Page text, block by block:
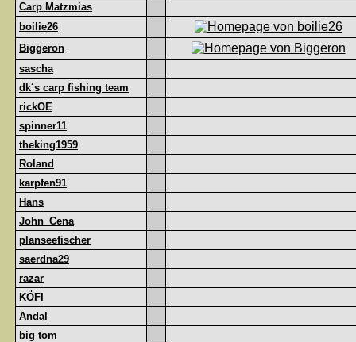
Carp Matzmias
boilie26
Biggeron
sascha
dk´s carp fishing team
rickOE
spinner11
theking1959
Roland
karpfen91
Hans
John_Cena
planseefischer
saerdna29
razar
KÖFI
Andal
big tom